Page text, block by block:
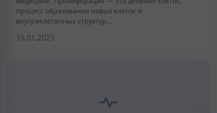
процесс образования новых клеток и
внутриклеточных структур…
15.01.2021